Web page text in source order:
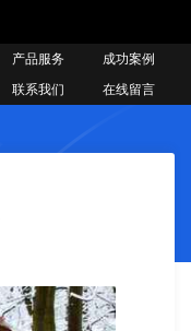
产品服务
成功案例
联系我们 在线留言